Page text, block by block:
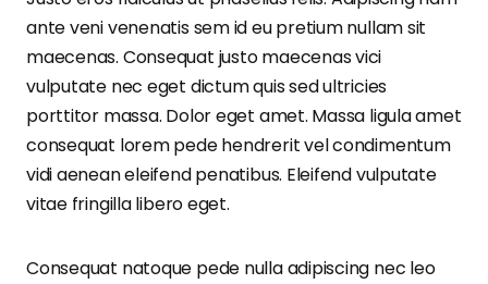
ante veni venenatis sem id eu pretium nullam sit
maecenas. Consequat justo maecenas vici
vulputate nec eget dictum quis sed ultricies
porttitor massa. Dolor eget amet. Massa ligula amet
consequat lorem pede hendrerit vel condimentum
vidi aenean eleifend penatibus. Eleifend vulputate
vitae fringilla libero eget.
Consequat natoque pede nulla adipiscing nec leo